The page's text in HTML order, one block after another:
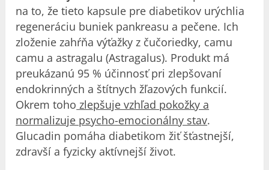
na to, že tieto kapsule pre diabetikov urýchlia
regeneráciu buniek pankreasu a pečene. Ich
zloženie zahŕňa výťažky z čučoriedky, camu
camu a astragalu (Astragalus). Produkt má
preukázanú 95 % účinnosť pri zlepšovaní
endokrinných a štítnych žľazových funkcií.
Okrem toho zlepšuje vzhľad pokožky a
normalizuje psycho-emocionálny stav.
Glucadin pomáha diabetikom žiť šťastnejší,
zdravší a fyzicky aktívnejší život.